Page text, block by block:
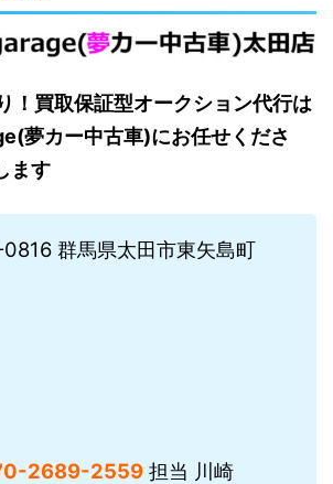
！買取保証型オークション代行は
夢カー中古車)にお任せくださ
ます
群馬県太田市東矢島町
2689-2559 担当 川崎